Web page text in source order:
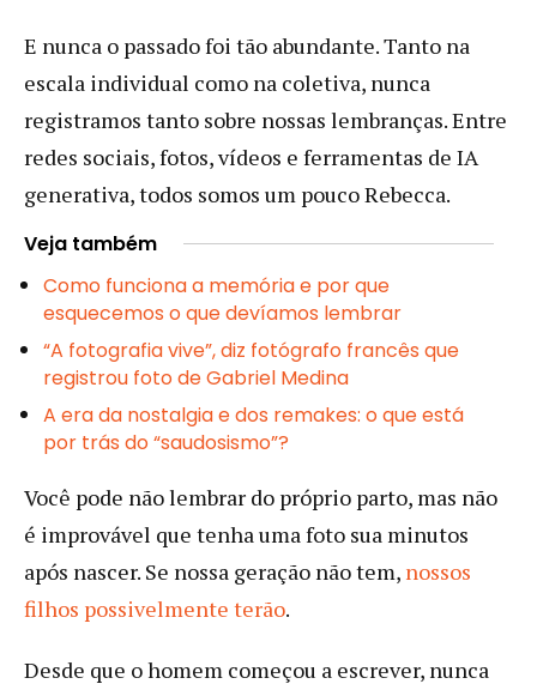
E nunca o passado foi tão abundante. Tanto na
escala individual como na coletiva, nunca
registramos tanto sobre nossas lembranças. Entre
redes sociais, fotos, vídeos e ferramentas de IA
generativa, todos somos um pouco Rebecca.
Veja também
Como funciona a memória e por que
esquecemos o que devíamos lembrar
“A fotografia vive”, diz fotógrafo francês que
registrou foto de Gabriel Medina
A era da nostalgia e dos remakes: o que está
por trás do “saudosismo”?
Você pode não lembrar do próprio parto, mas não
é improvável que tenha uma foto sua minutos
após nascer. Se nossa geração não tem, nossos
filhos possivelmente terão.
Desde que o homem começou a escrever, nunca